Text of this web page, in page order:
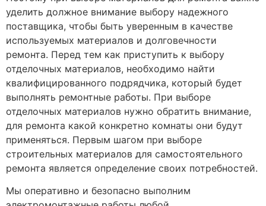
уделить должное внимание выбору надежного
поставщика, чтобы быть уверенным в качестве
используемых материалов и долговечности
ремонта. Перед тем как приступить к выбору
отделочных материалов, необходимо найти
квалифицированного подрядчика, который будет
выполнять ремонтные работы. При выборе
отделочных материалов нужно обратить внимание,
для ремонта какой конкретно комнаты они будут
применяться. Первым шагом при выборе
строительных материалов для самостоятельного
ремонта является определение своих потребностей.
Мы оперативно и безопасно выполним